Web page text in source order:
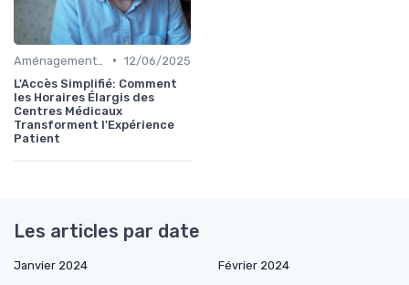
• 12/06/2025
L'Accès Simplifié: Comment
les Horaires Élargis des
Centres Médicaux
Transforment l'Expérience
Patient
Les articles par date
Janvier 2024
Février 2024